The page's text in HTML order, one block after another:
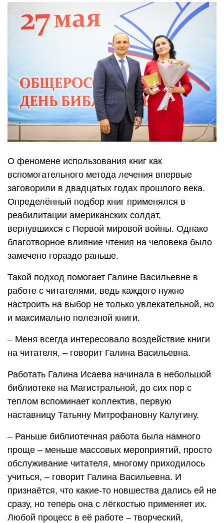
О феномене использования книг как
вспомогательного метода лечения впервые
заговорили в двадцатых годах прошлого века.
Определённый подбор книг применялся в
реабилитации американских солдат,
вернувшихся с Первой мировой войны. Однако
благотворное влияние чтения на человека было
замечено гораздо раньше.
Такой подход помогает Галине Васильевне в
работе с читателями, ведь каждого нужно
настроить на выбор не только увлекательной, но
и максимально полезной книги.
– Меня всегда интересовало воздействие книги
на читателя, – говорит Галина Васильевна.
Работать Галина Исаева начинала в небольшой
библиотеке на Магистральной, до сих пор с
теплом вспоминает коллектив, первую
наставницу Татьяну Митрофановну Калугину.
– Раньше библиотечная работа была намного
проще – меньше массовых мероприятий, просто
обслуживание читателя, многому приходилось
учиться, – говорит Галина Васильевна. И
признаётся, что какие-то новшества дались ей не
сразу, но теперь она с лёгкостью применяет их.
Любой процесс в её работе – творческий,